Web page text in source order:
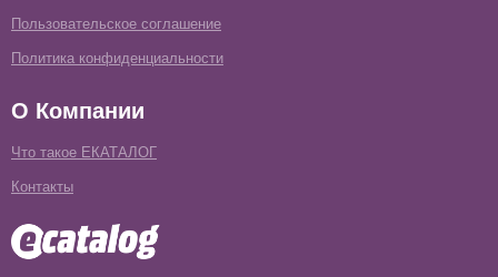
Пользовательское соглашение
Политика конфиденциальности
О Компании
Что такое ЕКАТАЛОГ
Контакты